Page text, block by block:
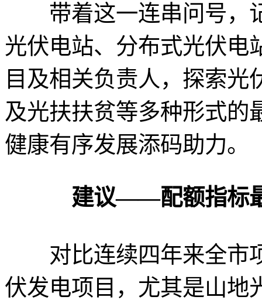
带着这一连串问号，
光伏电站、分布式光伏电
目及相关负责人，探索
及光扶扶贫等多种形式的
健康有序发展添码助力。
建议——配额指标
对比连续四年来全市
伏发电项目，尤其是山地